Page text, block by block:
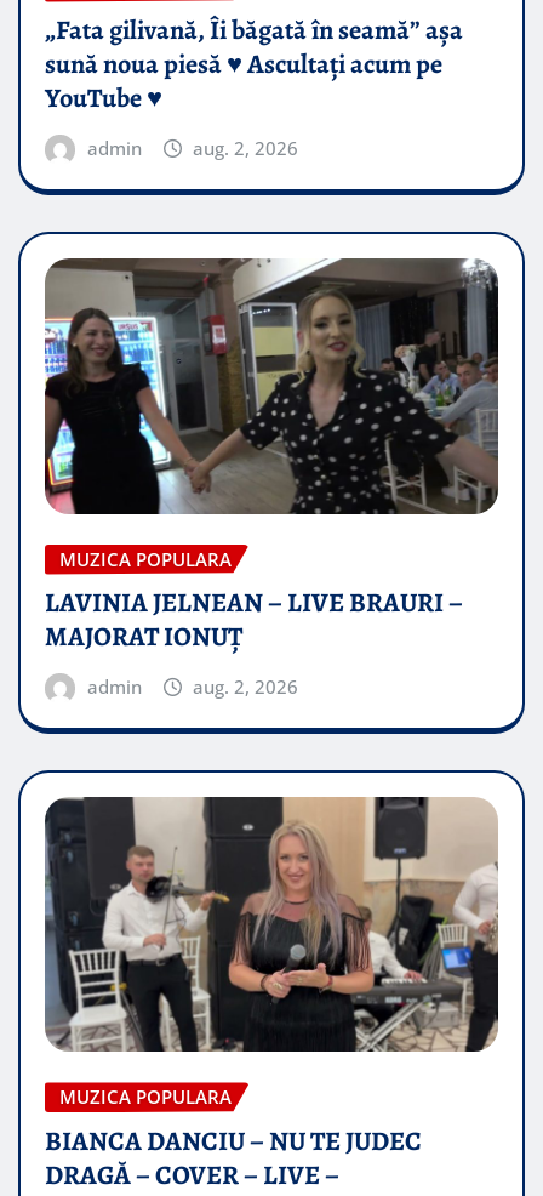
„Fata gilivană, Îi băgată în seamă” așa
sună noua piesă ♥️ Ascultați acum pe
YouTube ♥️
admin aug. 2, 2026
MUZICA POPULARA
LAVINIA JELNEAN – LIVE BRAURI –
MAJORAT IONUŢ
admin aug. 2, 2026
MUZICA POPULARA
BIANCA DANCIU – NU TE JUDEC
DRAGĂ – COVER – LIVE –